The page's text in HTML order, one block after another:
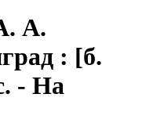
А.
: [б.
- На